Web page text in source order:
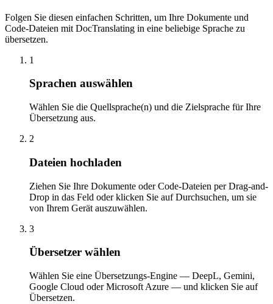
Folgen Sie diesen einfachen Schritten, um Ihre Dokumente und
Code-Dateien mit DocTranslating in eine beliebige Sprache zu
übersetzen.
1
Sprachen auswählen
Wählen Sie die Quellsprache(n) und die Zielsprache für Ihre
Übersetzung aus.
2
Dateien hochladen
Ziehen Sie Ihre Dokumente oder Code-Dateien per Drag-and-
Drop in das Feld oder klicken Sie auf Durchsuchen, um sie
von Ihrem Gerät auszuwählen.
3
Übersetzer wählen
Wählen Sie eine Übersetzungs-Engine — DeepL, Gemini,
Google Cloud oder Microsoft Azure — und klicken Sie auf
Übersetzen.